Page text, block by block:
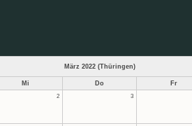
März 2022 (Thüringen)
Mi Do Fr
2 3